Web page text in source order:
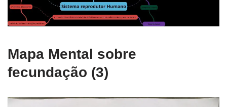
Mapa Mental sobre
fecundação (3)